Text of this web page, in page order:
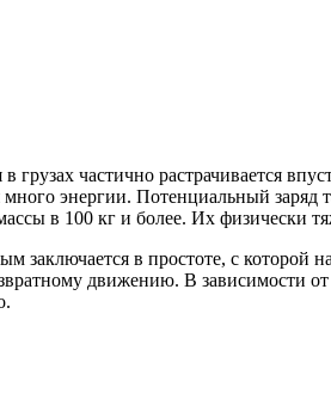
частично растрачивается
энергии. Потенциальный
в 100 кг и более. Их физически
в простоте, с которой
движению. В